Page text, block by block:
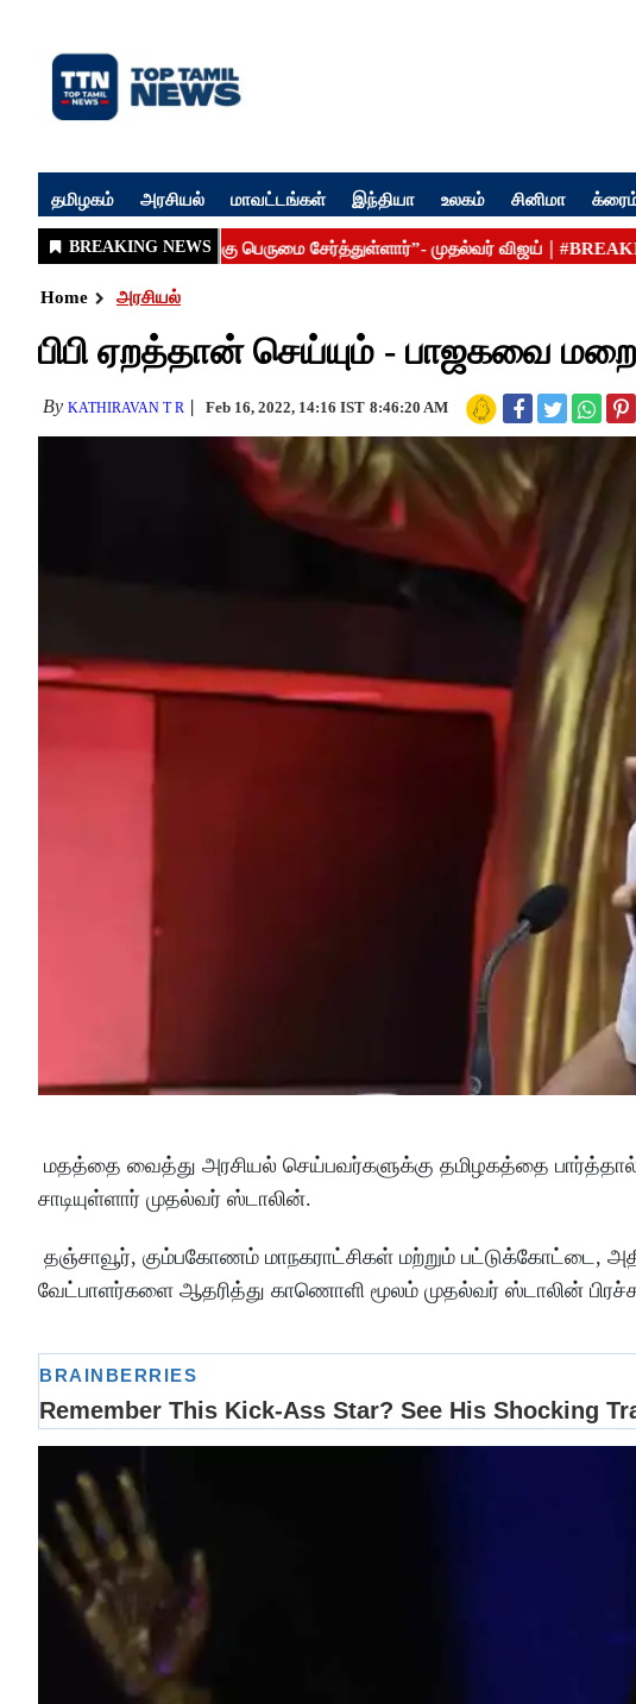
தமிழகம் அரசியல் மாவட்டங்கள் இந்தியா உலகம் சினிமா
Home அரசியல்
பிபி ஏறத்தான் செய்யும் - பாஜகவை
By KATHIRAVAN T R Feb 16, 2022, 14:16 IST 8:46:20 AM
மதத்தை வைத்து அரசியல் செய்பவர்களுக்கு தமிழகத்தை
சாடியுள்ளார் முதல்வர் ஸ்டாலின்.
தஞ்சாவூர், கும்பகோணம் மாநகராட்சிகள் மற்றும் பட்டுக்கோட்டை,
வேட்பாளர்களை ஆதரித்து காணொளி மூலம் முதல்வர் ஸ்டாலின்